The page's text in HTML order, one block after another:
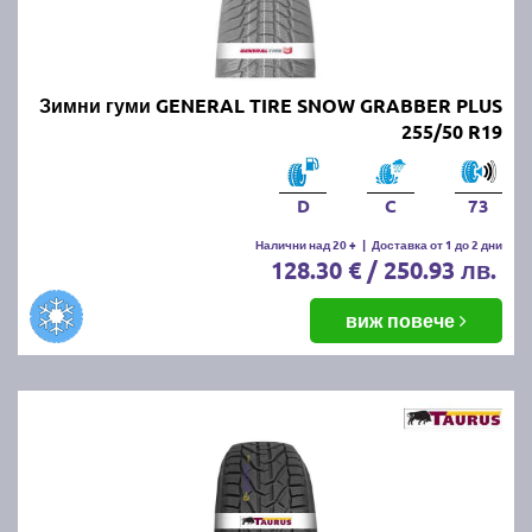
Зимни гуми GENERAL TIRE SNOW GRABBER PLUS
255/50 R19
D C 73
Налични над 20 + | Доставка от 1 до 2 дни
128.30 € / 250.93 лв.
виж повече